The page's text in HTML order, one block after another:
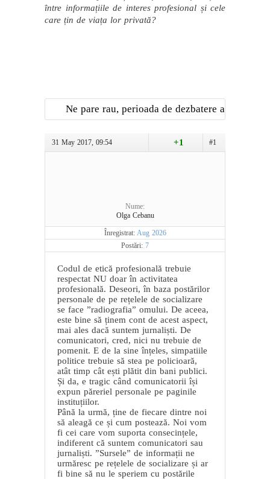
între informațiile de interes profesional și cele
care țin de viața lor privată?
Ne pare rau, perioada de dezbatere a
31 May 2017, 09:54 #1
+1
Nume:
Olga Cebanu
Înregistrat: Aug 2026
Postări: 7
Codul de etică profesională trebuie
respectat NU doar în activitatea
profesională. Deseori, în baza postărilor
personale de pe rețelele de socializare
se face ”radiografia” omului. De aceea,
este bine să ținem cont de acest aspect,
mai ales dacă suntem jurnaliști. De
comunicatori, cred, nici nu trebuie de
pomenit. E de la sine înțeles, simpatiile
politice trebuie să stea pe policioară,
atât timp cât ești plătit din bani publici.
Și da, e tragic când comunicatorii își
expun păreriel personale pe paginile
instituțiilor.
Până la urmă, ține de fiecare dintre noi
să aleagă ce și cum postează. Noi vom
fi cei care vom suporta consecințele,
indiferent că suntem comunicatori sau
jurnaliști. ”Sursele” de informații ne
urmăresc pe rețelele de socializare și ar
fi bine să nu le speriem cu postările